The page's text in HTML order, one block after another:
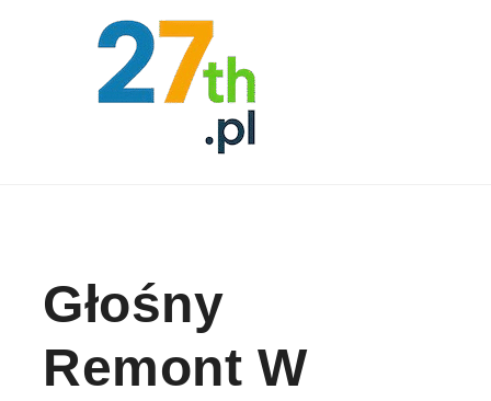
Głośny
Remont W